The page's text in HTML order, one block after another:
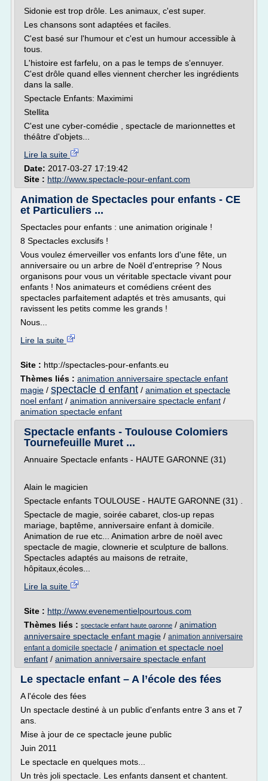
Sidonie est trop drôle. Les animaux, c'est super.
Les chansons sont adaptées et faciles.
C'est basé sur l'humour et c'est un humour accessible à
tous.
L'histoire est farfelu, on a pas le temps de s'ennuyer.
C'est drôle quand elles viennent chercher les ingrédients
dans la salle.
Spectacle Enfants: Maximimi
Stellita
C'est une cyber-comédie , spectacle de marionnettes et
théâtre d'objets...
Lire la suite
Date: 2017-03-27 17:19:42
Site : http://www.spectacle-pour-enfant.com
Animation de Spectacles pour enfants - CE
et Particuliers ...
Spectacles pour enfants : une animation originale !
8 Spectacles exclusifs !
Vous voulez émerveiller vos enfants lors d'une fête, un
anniversaire ou un arbre de Noël d'entreprise ? Nous
organisons pour vous un véritable spectacle vivant pour
enfants ! Nos animateurs et comédiens créent des
spectacles parfaitement adaptés et très amusants, qui
ravissent les petits comme les grands !
Nous...
Lire la suite
Site : http://spectacles-pour-enfants.eu
Thèmes liés : animation anniversaire spectacle enfant
magie / spectacle d enfant / animation et spectacle
noel enfant / animation anniversaire spectacle enfant /
animation spectacle enfant
Spectacle enfants - Toulouse Colomiers
Tournefeuille Muret ...
Annuaire Spectacle enfants - HAUTE GARONNE (31)
Alain le magicien
Spectacle enfants TOULOUSE - HAUTE GARONNE (31) .
Spectacle de magie, soirée cabaret, clos-up repas
mariage, baptême, anniversaire enfant à domicile.
Animation de rue etc... Animation arbre de noël avec
spectacle de magie, clownerie et sculpture de ballons.
Spectacles adaptés au maisons de retraite,
hôpitaux,écoles...
Lire la suite
Site : http://www.evenementielpourtous.com
Thèmes liés : spectacle enfant haute garonne / animation
anniversaire spectacle enfant magie / animation anniversaire
enfant a domicile spectacle / animation et spectacle noel
enfant / animation anniversaire spectacle enfant
Le spectacle enfant – A l’école des fées
A l'école des fées
Un spectacle destiné à un public d'enfants entre 3 ans et 7
ans.
Mise à jour de ce spectacle jeune public
Juin 2011
Le spectacle en quelques mots...
Un très joli spectacle. Les enfants dansent et chantent.